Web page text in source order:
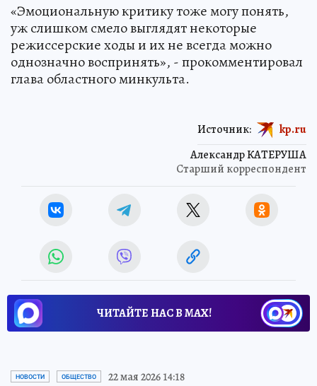
«Эмоциональную критику тоже могу понять,
уж слишком смело выглядят некоторые
режиссерские ходы и их не всегда можно
однозначно воспринять», - прокомментировал
глава областного минкульта.
Александр КАТЕРУША
Старший корреспондент
Источник: kp.ru
ЧИТАЙТЕ НАС В МАХ!
НОВОСТИ ОБЩЕСТВО 22 мая 2026 14:18